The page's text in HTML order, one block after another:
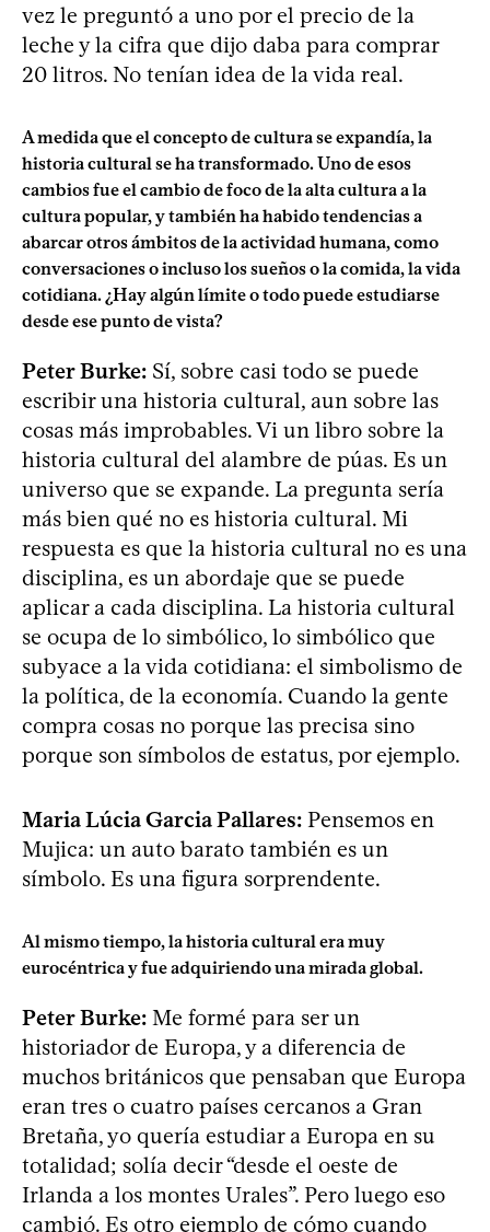
vez le preguntó a uno por el precio de la
leche y la cifra que dijo daba para comprar
20 litros. No tenían idea de la vida real.
A medida que el concepto de cultura se expandía, la
historia cultural se ha transformado. Uno de esos
cambios fue el cambio de foco de la alta cultura a la
cultura popular, y también ha habido tendencias a
abarcar otros ámbitos de la actividad humana, como
conversaciones o incluso los sueños o la comida, la vida
cotidiana. ¿Hay algún límite o todo puede estudiarse
desde ese punto de vista?
Peter Burke: Sí, sobre casi todo se puede
escribir una historia cultural, aun sobre las
cosas más improbables. Vi un libro sobre la
historia cultural del alambre de púas. Es un
universo que se expande. La pregunta sería
más bien qué no es historia cultural. Mi
respuesta es que la historia cultural no es una
disciplina, es un abordaje que se puede
aplicar a cada disciplina. La historia cultural
se ocupa de lo simbólico, lo simbólico que
subyace a la vida cotidiana: el simbolismo de
la política, de la economía. Cuando la gente
compra cosas no porque las precisa sino
porque son símbolos de estatus, por ejemplo.
Maria Lúcia Garcia Pallares: Pensemos en
Mujica: un auto barato también es un
símbolo. Es una figura sorprendente.
Al mismo tiempo, la historia cultural era muy
eurocéntrica y fue adquiriendo una mirada global.
Peter Burke: Me formé para ser un
historiador de Europa, y a diferencia de
muchos británicos que pensaban que Europa
eran tres o cuatro países cercanos a Gran
Bretaña, yo quería estudiar a Europa en su
totalidad; solía decir “desde el oeste de
Irlanda a los montes Urales”. Pero luego eso
cambió. Es otro ejemplo de cómo cuando